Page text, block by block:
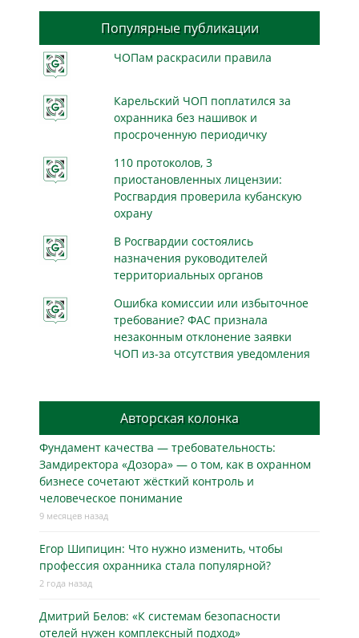
Популярные публикации
ЧОПам раскрасили правила
Карельский ЧОП поплатился за
охранника без нашивок и
просроченную периодичку
110 протоколов, 3
приостановленных лицензии:
Росгвардия проверила кубанскую
охрану
В Росгвардии состоялись
назначения руководителей
территориальных органов
Ошибка комиссии или избыточное
требование? ФАС признала
незаконным отклонение заявки
ЧОП из-за отсутствия уведомления
Авторская колонка
Фундамент качества — требовательность:
Замдиректора «Дозора» — о том, как в охранном
бизнесe сочетают жёсткий контроль и
человеческое понимание
9 месяцев назад
Егор Шипицин: Что нужно изменить, чтобы
профессия охранника стала популярной?
2 года назад
Дмитрий Белов: «К системам безопасности
отелей нужен комплексный подход»